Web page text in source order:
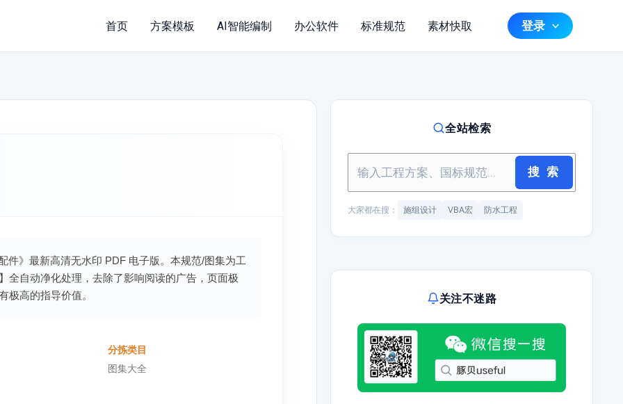
首页 方案模板 AI智能编制 办公软件 标准规范 素材快取 登录
件》最新高清无水印 PDF 电子版。本规范/图集为工
全自动净化处理，去除了影响阅读的广告，页面极
极高的指导价值。
分拣类目
图集大全
全站检索
搜 索
大家都在搜： 施组设计 VBA宏 防水工程
关注不迷路